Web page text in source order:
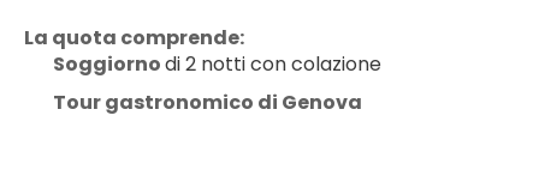
La quota comprende:
Soggiorno di 2 notti con colazione
Tour gastronomico di Genova